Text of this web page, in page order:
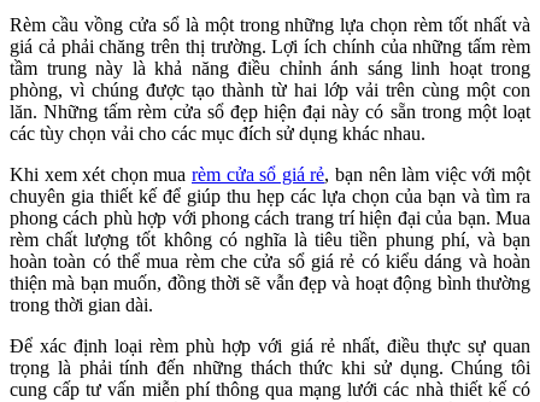
Rèm cầu vồng cửa sổ là một trong những lựa chọn rèm tốt nhất và
giá cả phải chăng trên thị trường. Lợi ích chính của những tấm rèm
tầm trung này là khả năng điều chỉnh ánh sáng linh hoạt trong
phòng, vì chúng được tạo thành từ hai lớp vải trên cùng một con
lăn. Những tấm rèm cửa sổ đẹp hiện đại này có sẵn trong một loạt
các tùy chọn vải cho các mục đích sử dụng khác nhau.
Khi xem xét chọn mua rèm cửa sổ giá rẻ, bạn nên làm việc với một
chuyên gia thiết kế để giúp thu hẹp các lựa chọn của bạn và tìm ra
phong cách phù hợp với phong cách trang trí hiện đại của bạn. Mua
rèm chất lượng tốt không có nghĩa là tiêu tiền phung phí, và bạn
hoàn toàn có thể mua rèm che cửa sổ giá rẻ có kiểu dáng và hoàn
thiện mà bạn muốn, đồng thời sẽ vẫn đẹp và hoạt động bình thường
trong thời gian dài.
Để xác định loại rèm phù hợp với giá rẻ nhất, điều thực sự quan
trọng là phải tính đến những thách thức khi sử dụng. Chúng tôi
cung cấp tư vấn miễn phí thông qua mạng lưới các nhà thiết kế có